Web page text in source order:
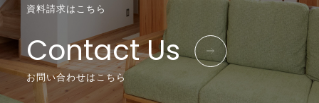
資料請求はこちら
Contact Us
お問い合わせはこちら